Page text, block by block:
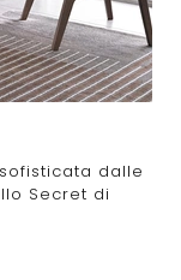
dalle
Secret di